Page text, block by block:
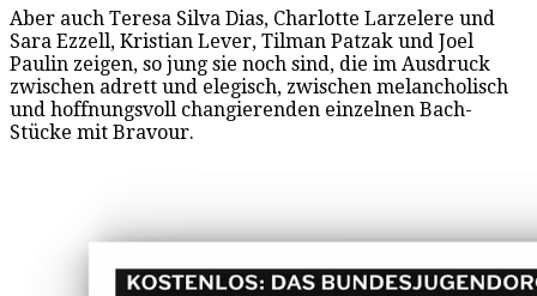
Aber auch Teresa Silva Dias, Charlotte Larzelere und
Sara Ezzell, Kristian Lever, Tilman Patzak und Joel
Paulin zeigen, so jung sie noch sind, die im Ausdruck
zwischen adrett und elegisch, zwischen melancholisch
und hoffnungsvoll changierenden einzelnen Bach-
Stücke mit Bravour.